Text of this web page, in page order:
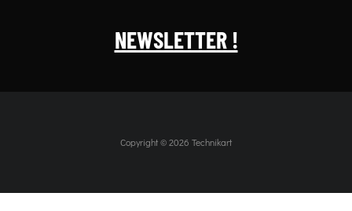
NEWSLETTER !
Copyright © 2026 Technikart